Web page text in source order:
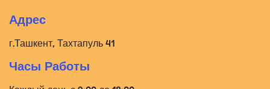
Адрес
г.Ташкент, Тахтапуль 41
Часы Работы